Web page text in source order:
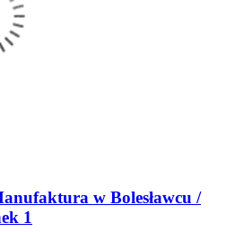
w Bolesławcu /
1